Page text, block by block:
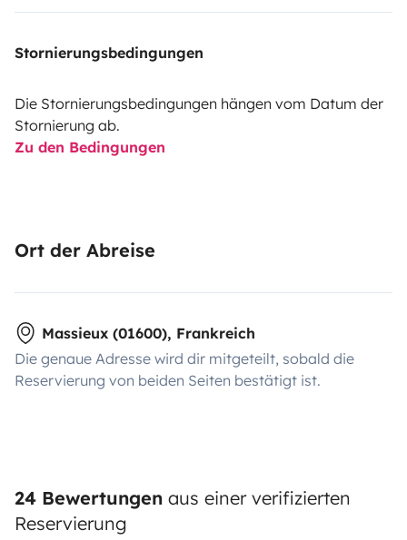
Stornierungsbedingungen
Die Stornierungsbedingungen hängen vom Datum der
Stornierung ab.
Zu den Bedingungen
Ort der Abreise
Massieux (01600), Frankreich
Die genaue Adresse wird dir mitgeteilt, sobald die
Reservierung von beiden Seiten bestätigt ist.
24 Bewertungen aus einer verifizierten
Reservierung